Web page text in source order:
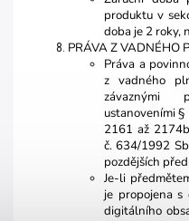
produktu v
doba je 2 roky,
PRÁVA Z VADNÉHO
Práva a
z vadného
závaznými
ustanoveními
2161 až
č. 634/1992
pozdějších
Je-li
je propojena s
digitálního